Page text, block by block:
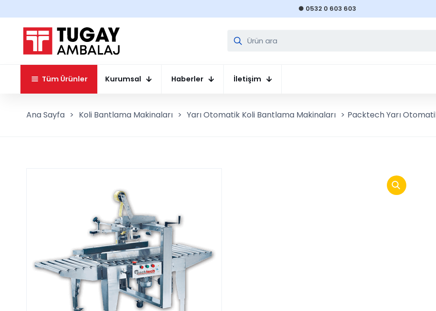
● 0532 0 603 603
Tüm Ürünler Kurumsal Haberler İletişim
Ana Sayfa > Koli Bantlama Makinaları > Yarı Otomatik Koli Bantlama Makinaları > Packtech Yarı